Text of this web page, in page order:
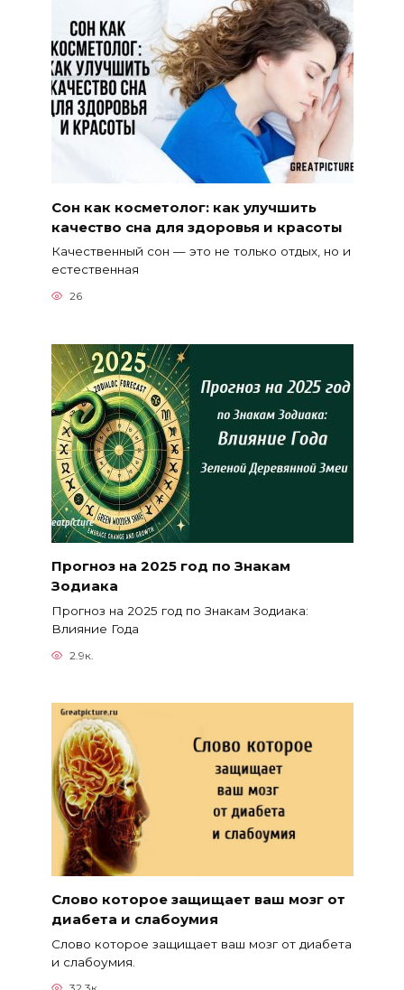
Сон как косметолог: как улучшить
качество сна для здоровья и красоты
Качественный сон — это не только отдых, но и
естественная
26
Прогноз на 2025 год по Знакам
Зодиака
Прогноз на 2025 год по Знакам Зодиака:
Влияние Года
2.9к.
Слово которое защищает ваш мозг от
диабета и слабоумия
Слово которое защищает ваш мозг от диабета
и слабоумия.